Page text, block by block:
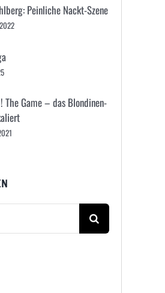
Peinliche Nackt-Szene
The Game – das Blondinen-